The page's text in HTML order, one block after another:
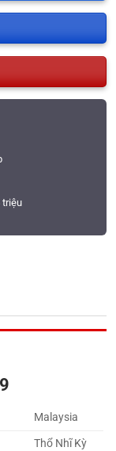
triệu
Malaysia
Thổ Nhĩ Kỳ